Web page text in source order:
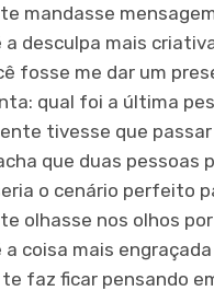
mandasse
a desculpa mais
fosse me dar um
qual foi a última
tivesse que
que duas pessoas
o cenário perfeito
olhasse nos olhos
a coisa mais
te faz ficar pensando